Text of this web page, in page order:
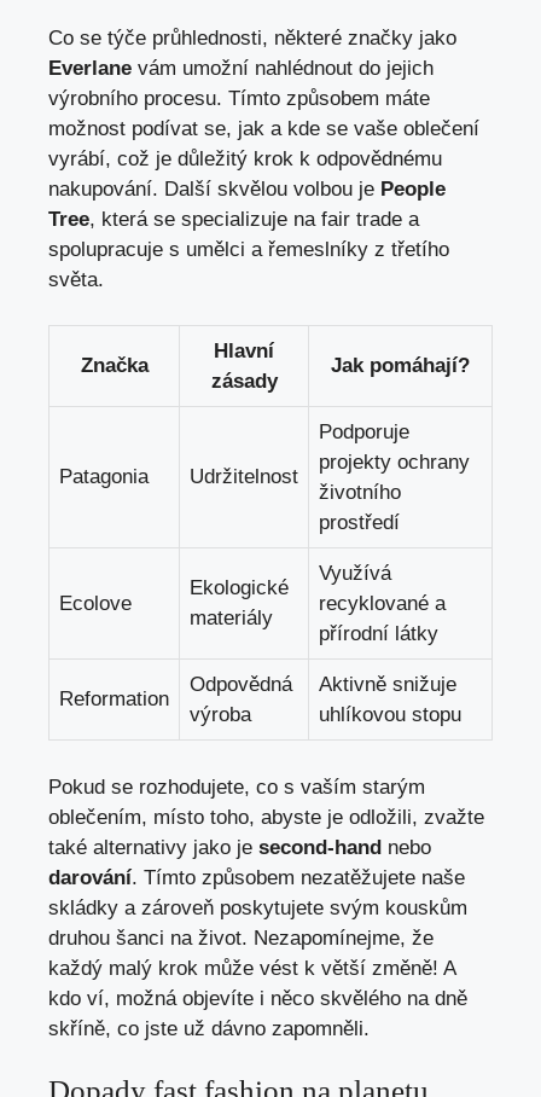
Co se týče průhlednosti, některé značky jako
Everlane vám umožní nahlédnout do jejich
výrobního procesu. Tímto způsobem máte
možnost podívat se, jak a kde se vaše oblečení
vyrábí, což je důležitý krok k odpovědnému
nakupování. Další skvělou volbou je People
Tree, která se specializuje na fair trade a
spolupracuje s umělci a řemeslníky z třetího
světa.
Značka
Hlavní
zásady
Jak pomáhají?
Patagonia Udržitelnost
Podporuje
projekty ochrany
životního
prostředí
Ecolove
Ekologické
materiály
Využívá
recyklované a
přírodní látky
Reformation
Odpovědná
výroba
Aktivně snižuje
uhlíkovou stopu
Pokud se rozhodujete, co s vaším starým
oblečením, místo toho, abyste je odložili, zvažte
také alternativy jako je second-hand nebo
darování. Tímto způsobem nezatěžujete naše
skládky a zároveň poskytujete svým kouskům
druhou šanci na život. Nezapomínejme, že
každý malý krok může vést k větší změně! A
kdo ví, možná objevíte i něco skvělého na dně
skříně, co jste už dávno zapomněli.